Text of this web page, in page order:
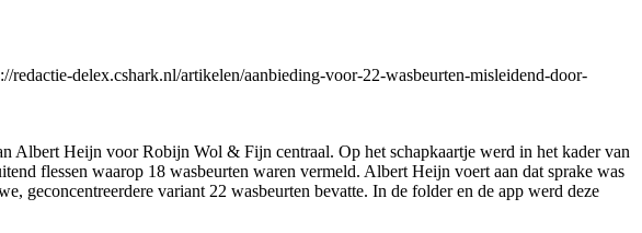
delex.cshark.nl/artikelen/aanbieding-voor-22-wasbeurten-misleidend-door-
Albert Heijn voor Robijn Wol & Fijn centraal. Op het schapkaartje werd in het kader van
flessen waarop 18 wasbeurten waren vermeld. Albert Heijn voert aan dat sprake was
geconcentreerdere variant 22 wasbeurten bevatte. In de folder en de app werd deze